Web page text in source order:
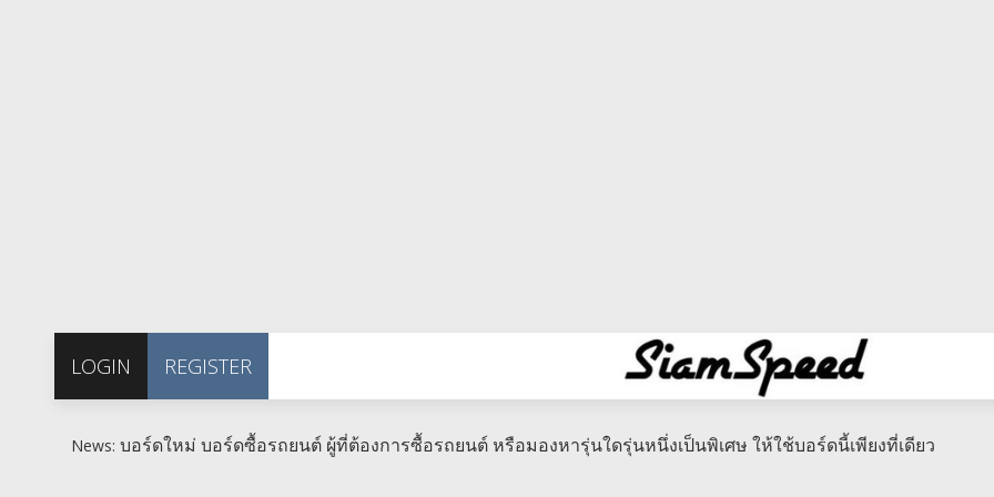
LOGIN REGISTER
News: บอร์ดใหม่ บอร์ดซื้อรถยนต์ ผู้ที่ต้องการซื้อรถยนต์ หรือมองหารุ่นใดรุ่นหนึ่งเป็นพิเศษ​ ให้ใช้บอร์ดนี้เพียงที่เดียว